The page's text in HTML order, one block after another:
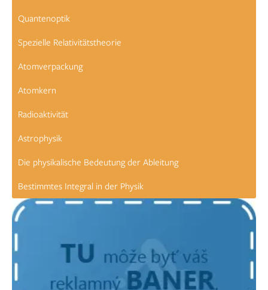
Quantenoptik
Spezielle Relativitätstheorie
Atomverpackung
Atomkern
Radioaktivität
Astrophysik
Die physikalische Bedeutung der Ableitung
Bestimmtes Integral in der Physik